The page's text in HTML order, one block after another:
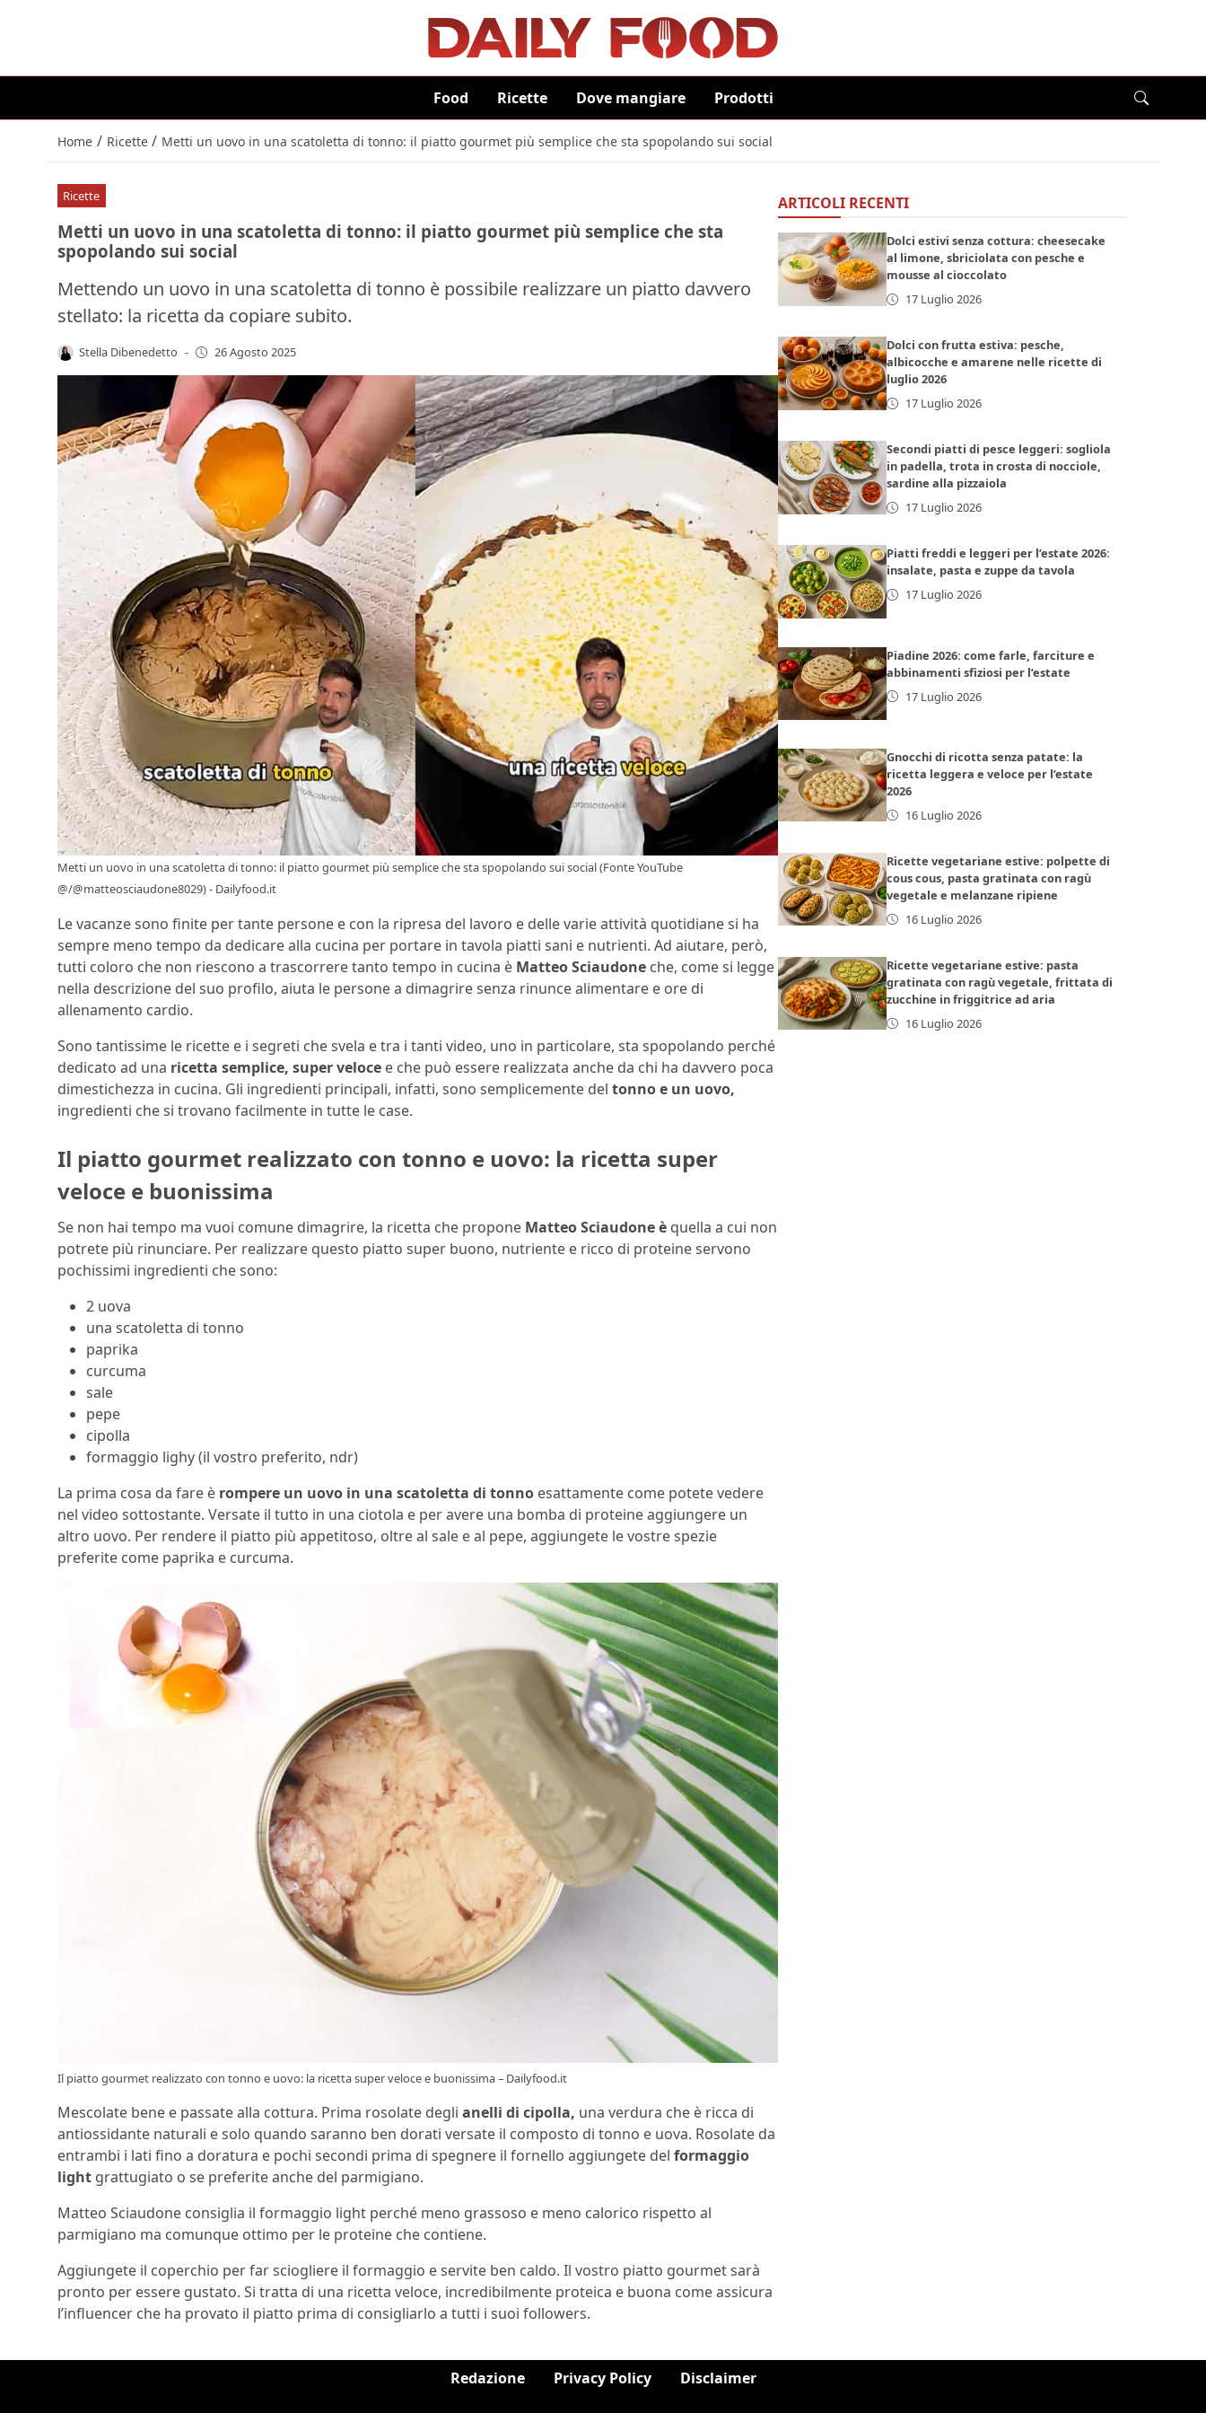
Food Ricette Dove mangiare Prodotti
Home / Ricette / Metti un uovo in una scatoletta di tonno: il piatto gourmet più semplice che sta spopolando sui social
Ricette
Metti un uovo in una scatoletta di tonno: il piatto gourmet più semplice che sta
spopolando sui social
Mettendo un uovo in una scatoletta di tonno è possibile realizzare un piatto davvero
stellato: la ricetta da copiare subito.
Stella Dibenedetto - 26 Agosto 2025
Metti un uovo in una scatoletta di tonno: il piatto gourmet più semplice che sta spopolando sui social (Fonte YouTube
@/@matteosciaudone8029) - Dailyfood.it
Le vacanze sono finite per tante persone e con la ripresa del lavoro e delle varie attività quotidiane si ha
sempre meno tempo da dedicare alla cucina per portare in tavola piatti sani e nutrienti. Ad aiutare, però,
tutti coloro che non riescono a trascorrere tanto tempo in cucina è Matteo Sciaudone che, come si legge
nella descrizione del suo profilo, aiuta le persone a dimagrire senza rinunce alimentare e ore di
allenamento cardio.
Sono tantissime le ricette e i segreti che svela e tra i tanti video, uno in particolare, sta spopolando perché
dedicato ad una ricetta semplice, super veloce e che può essere realizzata anche da chi ha davvero poca
dimestichezza in cucina. Gli ingredienti principali, infatti, sono semplicemente del tonno e un uovo,
ingredienti che si trovano facilmente in tutte le case.
Il piatto gourmet realizzato con tonno e uovo: la ricetta super
veloce e buonissima
Se non hai tempo ma vuoi comune dimagrire, la ricetta che propone Matteo Sciaudone è quella a cui non
potrete più rinunciare. Per realizzare questo piatto super buono, nutriente e ricco di proteine servono
pochissimi ingredienti che sono:
2 uova
una scatoletta di tonno
paprika
curcuma
sale
pepe
cipolla
formaggio lighy (il vostro preferito, ndr)
La prima cosa da fare è rompere un uovo in una scatoletta di tonno esattamente come potete vedere
nel video sottostante. Versate il tutto in una ciotola e per avere una bomba di proteine aggiungere un
altro uovo. Per rendere il piatto più appetitoso, oltre al sale e al pepe, aggiungete le vostre spezie
preferite come paprika e curcuma.
Il piatto gourmet realizzato con tonno e uovo: la ricetta super veloce e buonissima – Dailyfood.it
Mescolate bene e passate alla cottura. Prima rosolate degli anelli di cipolla, una verdura che è ricca di
antiossidante naturali e solo quando saranno ben dorati versate il composto di tonno e uova. Rosolate da
entrambi i lati fino a doratura e pochi secondi prima di spegnere il fornello aggiungete del formaggio
light grattugiato o se preferite anche del parmigiano.
Matteo Sciaudone consiglia il formaggio light perché meno grassoso e meno calorico rispetto al
parmigiano ma comunque ottimo per le proteine che contiene.
Aggiungete il coperchio per far sciogliere il formaggio e servite ben caldo. Il vostro piatto gourmet sarà
pronto per essere gustato. Si tratta di una ricetta veloce, incredibilmente proteica e buona come assicura
l’influencer che ha provato il piatto prima di consigliarlo a tutti i suoi followers.
ARTICOLI RECENTI
Dolci estivi senza cottura: cheesecake
al limone, sbriciolata con pesche e
mousse al cioccolato
17 Luglio 2026
Dolci con frutta estiva: pesche,
albicocche e amarene nelle ricette di
luglio 2026
17 Luglio 2026
Secondi piatti di pesce leggeri: sogliola
in padella, trota in crosta di nocciole,
sardine alla pizzaiola
17 Luglio 2026
Piatti freddi e leggeri per l’estate 2026:
insalate, pasta e zuppe da tavola
17 Luglio 2026
Piadine 2026: come farle, farciture e
abbinamenti sfiziosi per l’estate
17 Luglio 2026
Gnocchi di ricotta senza patate: la
ricetta leggera e veloce per l’estate
2026
16 Luglio 2026
Ricette vegetariane estive: polpette di
cous cous, pasta gratinata con ragù
vegetale e melanzane ripiene
16 Luglio 2026
Ricette vegetariane estive: pasta
gratinata con ragù vegetale, frittata di
zucchine in friggitrice ad aria
16 Luglio 2026
Redazione Privacy Policy Disclaimer